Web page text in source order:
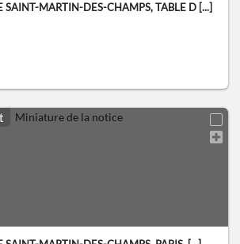
SAINT-MARTIN-DES-CHAMPS, TABLE D [...]